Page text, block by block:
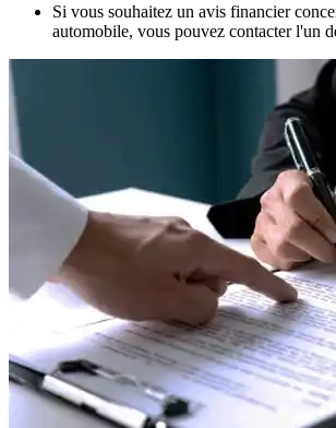
Si vous souhaitez un avis financier
automobile, vous pouvez contacter l'un